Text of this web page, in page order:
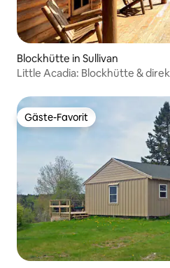
Blockhütte in Sullivan
Little Acadia: Blockhütte &
Gäste-Favorit
Gäste-Favorit